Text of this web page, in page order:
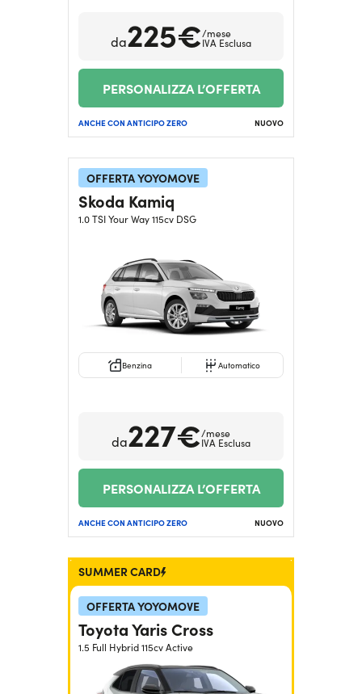
da225€/mese
IVA Esclusa
PERSONALIZZA L’OFFERTA
ANCHE CON ANTICIPO ZERO NUOVO
OFFERTA YOYOMOVE
Skoda Kamiq
1.0 TSI Your Way 115cv DSG
Benzina Automatico
da227€/mese
IVA Esclusa
PERSONALIZZA L’OFFERTA
ANCHE CON ANTICIPO ZERO NUOVO
SUMMER CARD
OFFERTA YOYOMOVE
Toyota Yaris Cross
1.5 Full Hybrid 115cv Active